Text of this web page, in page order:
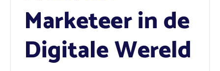
Marketeer in de
Digitale Wereld